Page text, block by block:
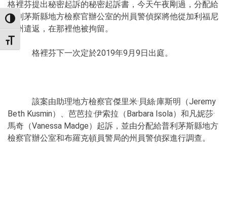
TOGGLE HIGH CONTRAST
TOGGLE FONT SIZE
格裡芬提出秘密起訴的秘密起訴書，今天午夜剛過，分配給
普利茅斯縣地方檢察官辦公室的州員警偵探將他從加利福尼
亞州遣返，在那裡他被拘留。
格裡芬下一次定於2019年9月9日出庭。
該案由助理地方檢察官傑里米·貝絲·庫斯明（Jeremy
Beth Kusmin）、芭芭拉·伊索拉（Barbara Isola）和凡妮莎·
馬奇（Vanessa Madge）起訴，並由分配給普利茅斯縣地方
檢察官辦公室和布羅克頓員警局的州員警偵探進行調查。